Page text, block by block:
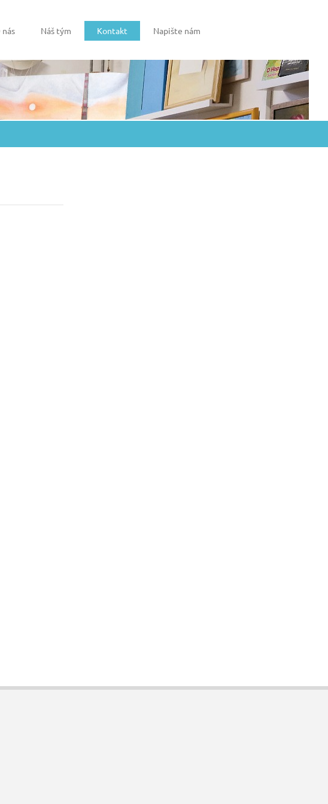
nás Náš tým Kontakt Napište nám